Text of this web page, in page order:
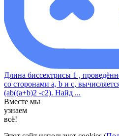
Длина биссектрисы 1 ,
со сторонами a, b и с,
(ab((a+b)2 -c2). Найд ...
Вместе мы
узнаем
всё!